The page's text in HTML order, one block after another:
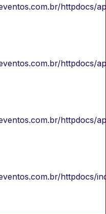
httpdocs/
httpdocs/
httpdocs/
httpdocs/